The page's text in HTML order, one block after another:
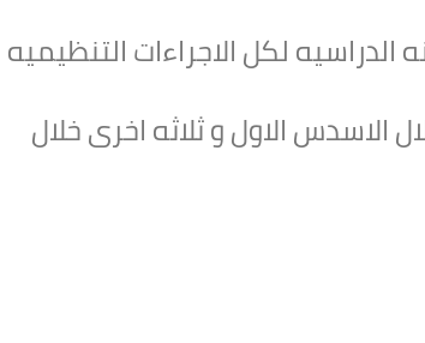
الدراسيه لكل الاجراءات التنظيميه
الاسدس الاول و ثلاثه اخرى خلال